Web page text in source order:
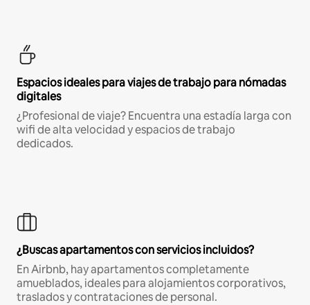
Espacios ideales para viajes de trabajo para nómadas
digitales
¿Profesional de viaje? Encuentra una estadía larga con
wifi de alta velocidad y espacios de trabajo
dedicados.
¿Buscas apartamentos con servicios incluidos?
En Airbnb, hay apartamentos completamente
amueblados, ideales para alojamientos corporativos,
traslados y contrataciones de personal.